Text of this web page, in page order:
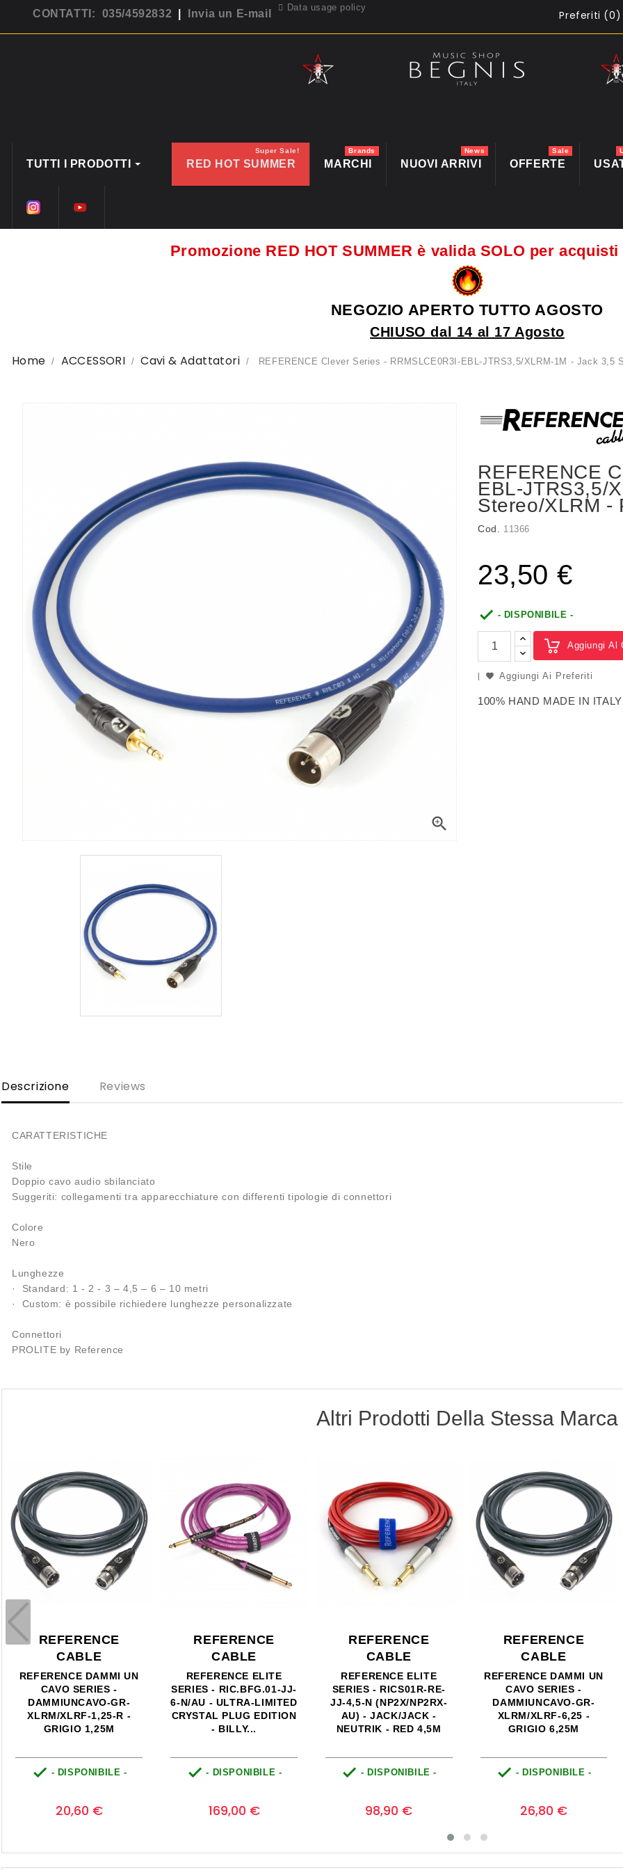
CONTATTI: 035/4592832 Invia un E-mail
Data usage policy
Preferiti (0)
TUTTI I PRODOTTI RED HOT SUMMER
Super Sale!
MARCHI
Brands
NUOVI ARRIVI
News
OFFERTE
Sale
Promozione RED HOT SUMMER è valida SOLO per acquisti
NEGOZIO APERTO TUTTO AGOSTO
CHIUSO dal 14 al 17 Agosto
Home ACCESSORI Cavi & Adattatori REFERENCE Clever Series - RRMSLCE0R3I-EBL-JTRS3,5/XLRM-1M - Jack 3,5

REFERENCE
EBL-JTRS3,5/
Stereo/XLRM -
Cod. 11366
23,50 €
 - DISPONIBILE -
Aggiungi Al
Aggiungi Ai Preferiti
100% HAND MADE IN ITALY
Descrizione Reviews
CARATTERISTICHE
Stile
Doppio cavo audio sbilanciato
Suggeriti: collegamenti tra apparecchiature con differenti tipologie di connettori
Colore
Nero
Lunghezze
· Standard: 1 - 2 - 3 – 4,5 – 6 – 10 metri
· Custom: è possibile richiedere lunghezze personalizzate
Connettori
PROLITE by Reference
Altri Prodotti Della Stessa Marca
ELITE
JJ-
LIMITED
EDITION
-
REFERENCE
REFERENCE ELITE
SERIES - RICS01R-RE-
JJ-4,5-N (NP2X/NP2RX-
AU) - JACK/JACK -
NEUTRIK - RED 4,5M
- DISPONIBILE -
REFERENCE
REFERENCE DAMMI UN
CAVO SERIES -
DAMMIUNCAVO-GR-
XLRM/XLRF-6,25 -
GRIGIO 6,25M
- DISPONIBILE -
REFERENCE
REFERENCE ELITE
SERIES - RIC.BFG.01-JJ-
4,5-N/AU - BILLY
GIBBONS SIGNATURE
CABLE - NEUTRIK - 4,5M
- DISPONIBILE -
SERIES -
JTRS3.5/
JACK 3,5
JACK
-